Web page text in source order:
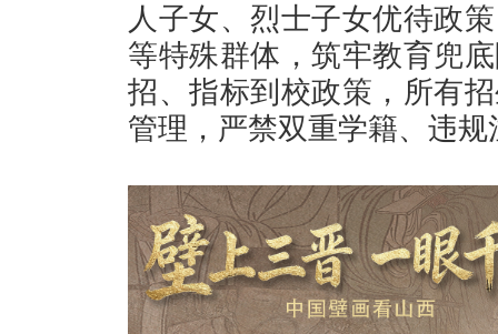
人子女、烈士子女优待政
等特殊群体，筑牢教育兜
招、指标到校政策，所有
管理，严禁双重学籍、违